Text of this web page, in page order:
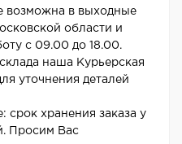
возможна в выходные
области и
с 09.00 до 18.00.
наша Курьерская
уточнения деталей
хранения заказа у
Просим Вас